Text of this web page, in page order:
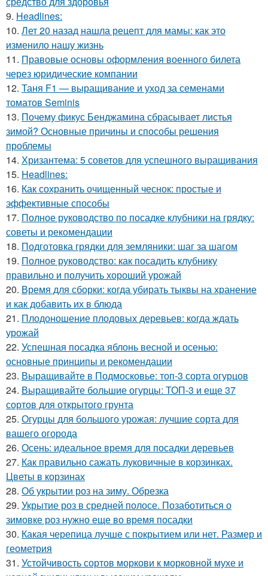
9. Headlines:
10. Лет 20 назад нашла рецепт для мамы: как это
изменило нашу жизнь
11. Правовые основы оформления военного билета
через юридические компании
12. Таня F1 — выращивание и уход за семенами
томатов Seminis
13. Почему фикус Бенджамина сбрасывает листья
зимой? Основные причины и способы решения
проблемы
14. Хризантема: 5 советов для успешного выращивания
15. Headlines:
16. Как сохранить очищенный чеснок: простые и
эффективные способы
17. Полное руководство по посадке клубники на грядку:
советы и рекомендации
18. Подготовка грядки для земляники: шаг за шагом
19. Полное руководство: как посадить клубнику
правильно и получить хороший урожай
20. Время для сборки: когда убирать тыквы на хранение
и как добавить их в блюда
21. Плодоношение плодовых деревьев: когда ждать
урожай
22. Успешная посадка яблонь весной и осенью:
основные принципы и рекомендации
23. Выращивайте в Подмосковье: топ-3 сорта огурцов
24. Выращивайте большие огурцы: ТОП-3 и еще 37
сортов для открытого грунта
25. Огурцы для большого урожая: лучшие сорта для
вашего огорода
26. Осень: идеальное время для посадки деревьев
27. Как правильно сажать луковичные в корзинках.
Цветы в корзинах
28. Об укрытии роз на зиму. Обрезка
29. Укрытие роз в средней полосе. Позаботиться о
зимовке роз нужно еще во время посадки
30. Какая черепица лучше с покрытием или нет. Размер и
геометрия
31. Устойчивость сортов моркови к морковной мухе и